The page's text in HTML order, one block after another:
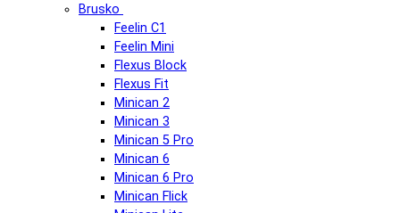
Brusko
Feelin C1
Feelin Mini
Flexus Block
Flexus Fit
Minican 2
Minican 3
Minican 5 Pro
Minican 6
Minican 6 Pro
Minican Flick